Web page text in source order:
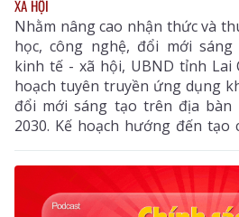
XÃ HỘI
Nhằm nâng cao nhận thức và
học, công nghệ, đổi mới
kinh tế - xã hội, UBND tỉnh Lai
hoạch tuyên truyền ứng dụng
đổi mới sáng tạo trên địa bàn
2030. Kế hoạch hướng đến tạo
từ nhận thức đến hành
khoa học, công nghệ, đổi mới
số, góp phần thực hiện hiệu
triển của tỉnh trong giai đoạn